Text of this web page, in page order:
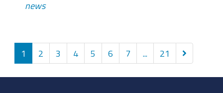
news
1 2 3 4 5 6 7 21
Successivi
10